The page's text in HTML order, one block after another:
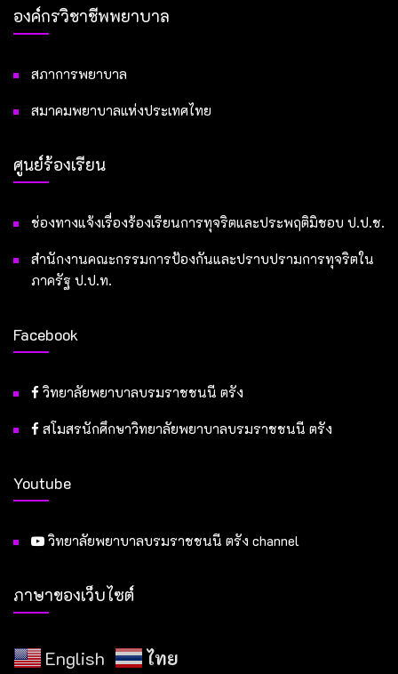
องค์กรวิชาชีพพยาบาล
สภาการพยาบาล
สมาคมพยาบาลแห่งประเทศไทย
ศูนย์ร้องเรียน
ช่องทางแจ้งเรื่องร้องเรียนการทุจริตและประพฤติมิชอบ ป.ป.ช.
สำนักงานคณะกรรมการป้องกันและปราบปรามการทุจริตใน
ภาครัฐ ป.ป.ท.
Facebook
วิทยาลัยพยาบาลบรมราชชนนี ตรัง
สโมสรนักศึกษาวิทยาลัยพยาบาลบรมราชชนนี ตรัง
Youtube
วิทยาลัยพยาบาลบรมราชชนนี ตรัง channel
ภาษาของเว็บไซต์
English ไทย